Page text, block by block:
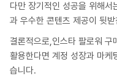
다만 장기적인 성공을 위해
과 우수한 콘텐츠 제공이 뒷
결론적으로,인스타 팔로워
활용한다면 계정 성장과 마케
습니다.